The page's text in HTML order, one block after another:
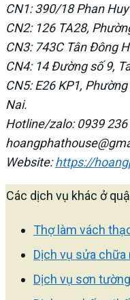
CN1: 390/18 Phan
CN2: 126 TA28,
CN3: 743C Tân Đông
CN4: 14 Đường số 9,
CN5: E26 KP1,
Nai.
Hotline/zalo: 0939 236
Website:https://
Các dịch vụ khác ở
Thợ làm vách
Dịch vụ sửa chữa
Dịch vụ sơn